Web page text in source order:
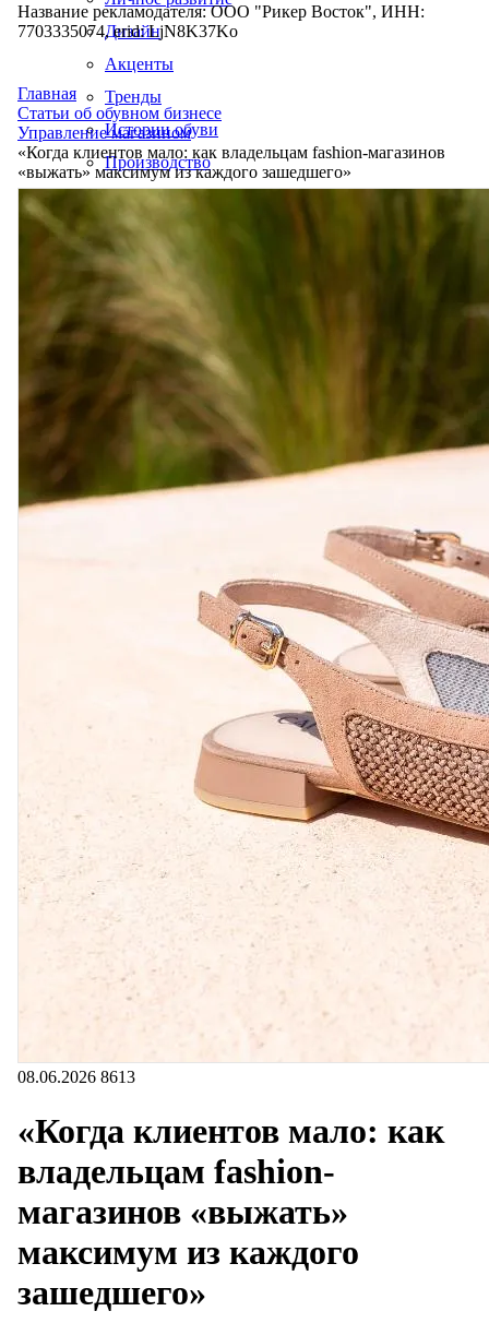
Дизайн
Акценты
Тренды
Истории обуви
Производство
Название рекламодателя: ООО "Рикер Восток", ИНН:
7703335074, erid: LjN8K37Ko
Главная
Статьи об обувном бизнесе
Управление магазином
«Когда клиентов мало: как владельцам fashion-магазинов
«выжать» максимум из каждого зашедшего»
08.06.2026 8613
«Когда клиентов мало: как
владельцам fashion-
магазинов «выжать»
максимум из каждого
зашедшего»